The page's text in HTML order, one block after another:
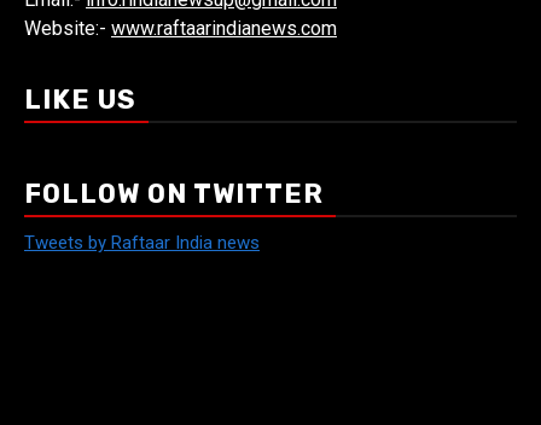
Website:- www.raftaarindianews.com
LIKE US
FOLLOW ON TWITTER
Tweets by Raftaar India news